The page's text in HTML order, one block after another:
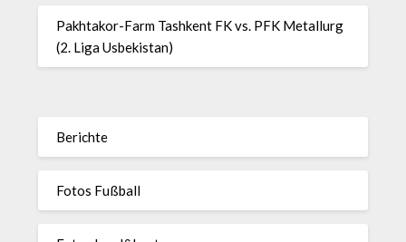
Pakhtakor-Farm Tashkent FK vs. PFK Metallurg
(2. Liga Usbekistan)
Berichte
Fotos Fußball